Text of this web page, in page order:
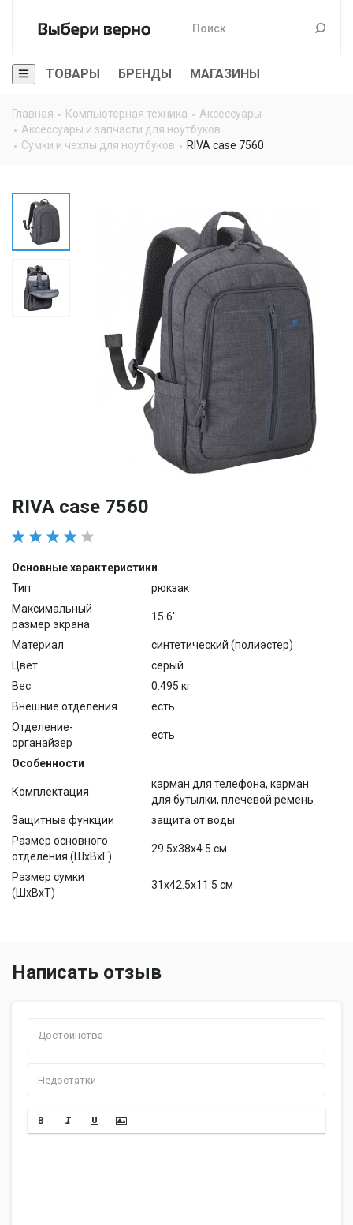
ТОВАРЫ БРЕНДЫ МАГАЗИНЫ
Главная Компьютерная техника
Аксессуары
Аксессуары и запчасти для ноутбуков
Сумки и чехлы для ноутбуков
RIVA case 7560
RIVA case 7560
Основные характеристики
Тип
рюкзак
Максимальный
размер экрана
15.6'
Материал
синтетический (полиэстер)
Цвет
серый
Вес
0.495 кг
Внешние отделения
есть
Отделение-
органайзер
есть
Особенности
Комплектация
карман для телефона, карман
для бутылки, плечевой ремень
Защитные функции
защита от воды
Размер основного
отделения (ШхВхГ)
29.5x38x4.5 см
Размер сумки
(ШхВхТ)
31x42.5x11.5 см
Написать отзыв